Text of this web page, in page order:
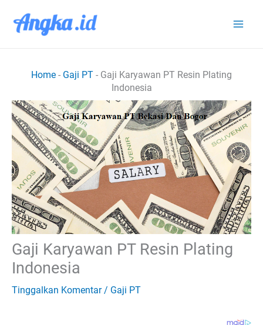
Home - Gaji PT - Gaji Karyawan PT Resin Plating
Indonesia
Gaji Karyawan PT Resin Plating
Indonesia
Tinggalkan Komentar / Gaji PT